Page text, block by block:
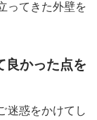
ってきた外壁を
良かった点を
迷惑をかけてし